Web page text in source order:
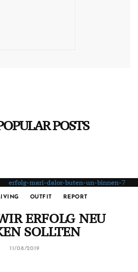
POSTS
OUTFIT REPORT
ERFOLG NEU
SOLLTEN
11/08/2019